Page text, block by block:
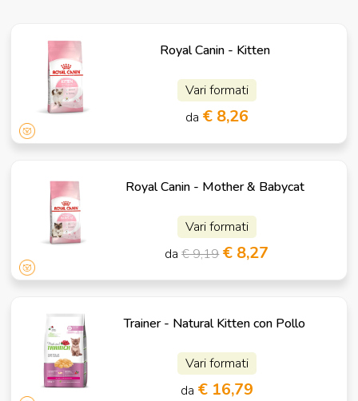
Royal Canin - Kitten
Vari formati
da € 8,26
Royal Canin - Mother & Babycat
Vari formati
da€ 9,19 € 8,27
Trainer - Natural Kitten con Pollo
Vari formati
da € 16,79